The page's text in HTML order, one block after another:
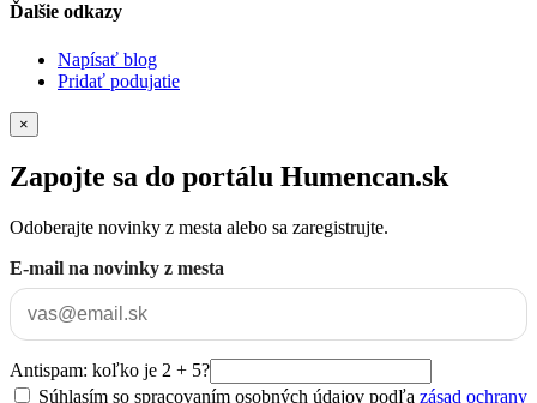
Ďalšie odkazy
Napísať blog
Pridať podujatie
×
Zapojte sa do portálu Humencan.sk
Odoberajte novinky z mesta alebo sa zaregistrujte.
E-mail na novinky z mesta
Antispam: koľko je 2 + 5?
Súhlasím so spracovaním osobných údajov podľa zásad ochrany